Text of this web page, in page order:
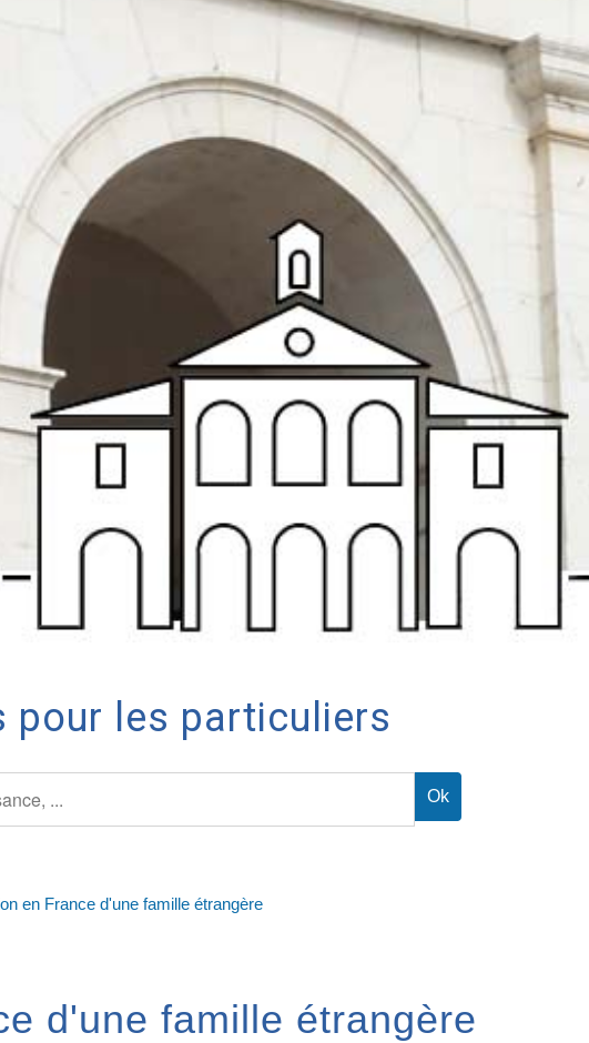
pour les particuliers
en France d'une famille étrangère
d'une famille étrangère